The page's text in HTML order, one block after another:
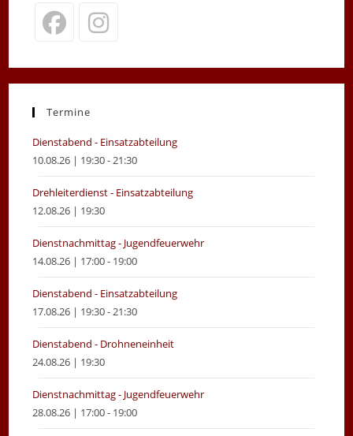
in
new
in
new
Termine
Dienstabend - Einsatzabteilung
10.08.26 | 19:30 - 21:30
Drehleiterdienst - Einsatzabteilung
12.08.26 | 19:30
Dienstnachmittag - Jugendfeuerwehr
14.08.26 | 17:00 - 19:00
Dienstabend - Einsatzabteilung
17.08.26 | 19:30 - 21:30
Dienstabend - Drohneneinheit
24.08.26 | 19:30
Dienstnachmittag - Jugendfeuerwehr
28.08.26 | 17:00 - 19:00